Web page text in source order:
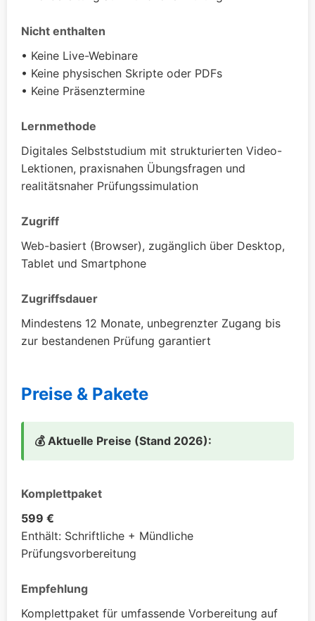
Nicht enthalten
• Keine Live-Webinare
• Keine physischen Skripte oder PDFs
• Keine Präsenztermine
Lernmethode
Digitales Selbststudium mit strukturierten Video-
Lektionen, praxisnahen Übungsfragen und
realitätsnaher Prüfungssimulation
Zugriff
Web-basiert (Browser), zugänglich über Desktop,
Tablet und Smartphone
Zugriffsdauer
Mindestens 12 Monate, unbegrenzter Zugang bis
zur bestandenen Prüfung garantiert
Preise & Pakete
💰 Aktuelle Preise (Stand 2026):
Komplettpaket
599 €
Enthält: Schriftliche + Mündliche
Prüfungsvorbereitung
Empfehlung
Komplettpaket für umfassende Vorbereitung auf